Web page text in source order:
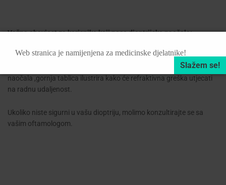
Važna obavjest za korisnike koji nose dioptrijske naočale:
C2.3K binokularne lupe se također mogu koristiti bez nošenja
dioptrijskih naočala. Ukoliko se odlučite koristiti ih bez dioptrijskih
naočala ,gornja tablica ilustrira kako će refraktivna greška utjecati
na radnu udaljenost.
Ukoliko niste sigurni u vašu dioptriju, molimo konzultirajte se sa
vašim oftamologom.
Web stranica je namijenjena za medicinske djelatnike!